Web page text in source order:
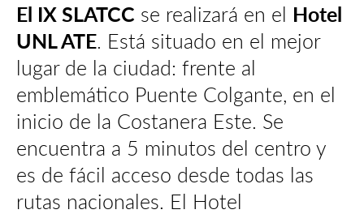
El IX SLATCC se realizará en el Hotel
UNL ATE . Está situado en el mejor
lugar de la ciudad: frente al
emblemático Puente Colgante, en el
inicio de la Costanera Este. Se
encuentra a 5 minutos del centro y
es de fácil acceso desde todas las
rutas nacionales. El Hotel